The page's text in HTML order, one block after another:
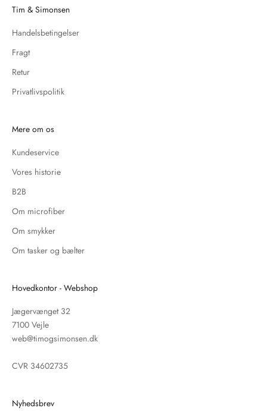
Tim & Simonsen
Handelsbetingelser
Fragt
Retur
Privatlivspolitik
Mere om os
Kundeservice
Vores historie
B2B
Om microfiber
Om smykker
Om tasker og bælter
Hovedkontor - Webshop
Jægervænget 32
7100 Vejle
web@timogsimonsen.dk
CVR 34602735
Nyhedsbrev